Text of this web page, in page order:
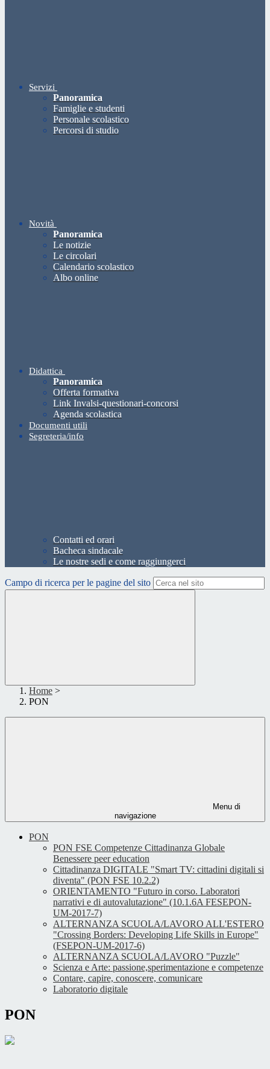
Servizi
Panoramica
Famiglie e studenti
Personale scolastico
Percorsi di studio
Novità
Panoramica
Le notizie
Le circolari
Calendario scolastico
Albo online
Didattica
Panoramica
Offerta formativa
Link Invalsi-questionari-concorsi
Agenda scolastica
Documenti utili
Segreteria/info
Contatti ed orari
Bacheca sindacale
Le nostre sedi e come raggiungerci
Campo di ricerca per le pagine del sito
Home >
PON
Menu di
navigazione
PON
PON FSE Competenze Cittadinanza Globale
Benessere peer education
Cittadinanza DIGITALE "Smart TV: cittadini digitali si
diventa" (PON FSE 10.2.2)
ORIENTAMENTO "Futuro in corso. Laboratori
narrativi e di autovalutazione" (10.1.6A FESEPON-
UM-2017-7)
ALTERNANZA SCUOLA/LAVORO ALL'ESTERO
"Crossing Borders: Developing Life Skills in Europe"
(FSEPON-UM-2017-6)
ALTERNANZA SCUOLA/LAVORO "Puzzle"
Scienza e Arte: passione,sperimentazione e competenze
Contare, capire, conoscere, comunicare
Laboratorio digitale
PON